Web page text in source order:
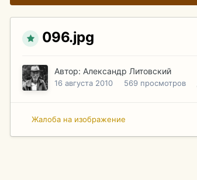
096.jpg
Автор: Александр Литовский
16 августа 2010 569 просмотров
Жалоба на изображение